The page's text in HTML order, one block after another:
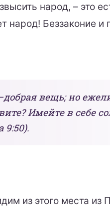
народ, – это
народ! Беззаконие
вещь; но
Имейте в себе
9:50).
из этого места из